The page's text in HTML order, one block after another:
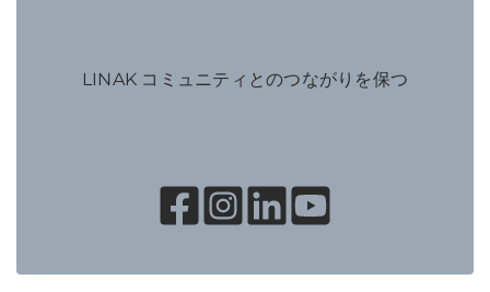
LINAK コミュニティとのつながりを保つ